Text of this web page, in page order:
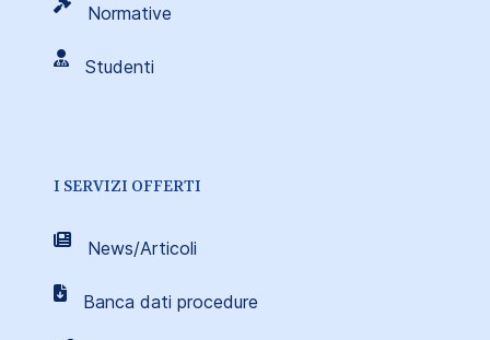
Normative
Studenti
I SERVIZI OFFERTI
News/Articoli
Banca dati procedure